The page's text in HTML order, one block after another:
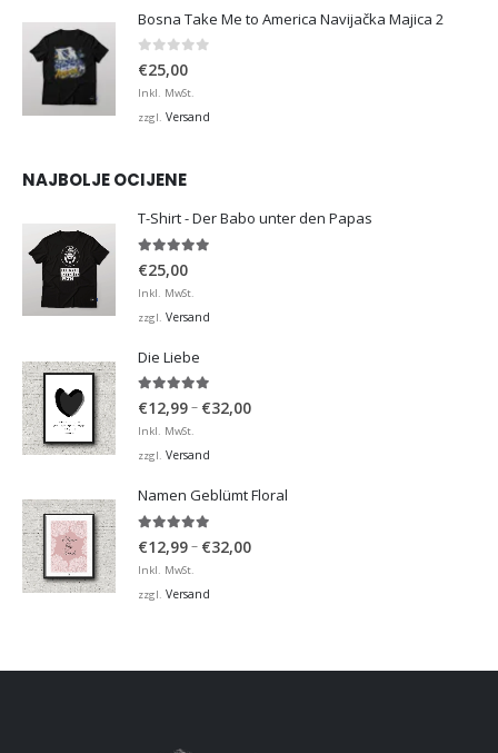
Bosna Take Me to America Navijačka Majica 2
0 von 5
€25,00
Inkl. MwSt.
zzgl. Versand
NAJBOLJE OCIJENE
T-Shirt - Der Babo unter den Papas
5.00von 5
€25,00
Inkl. MwSt.
zzgl. Versand
Die Liebe
5.00von 5
€12,99– €32,00Preisspanne:
Inkl. MwSt.
zzgl. Versand
Namen Geblümt Floral
€12,99– €32,00Preisspanne:
Inkl. MwSt.
zzgl. Versand